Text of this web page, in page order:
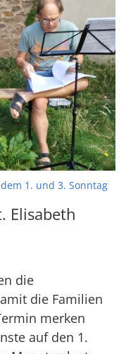
1. und 3. Sonntag
Elisabeth
die
die Familien
merken
auf den 1.